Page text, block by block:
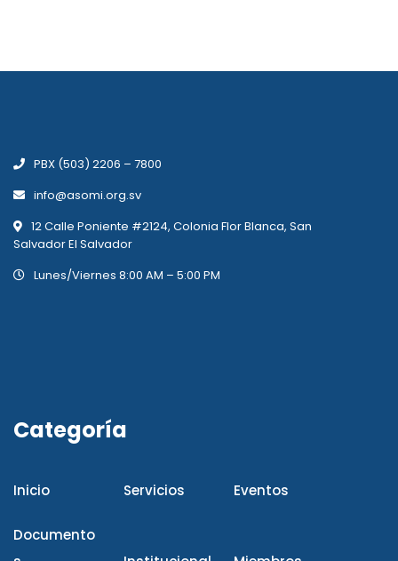
PBX (503) 2206 – 7800
info@asomi.org.sv
12 Calle Poniente #2124, Colonia Flor Blanca, San
Salvador El Salvador
Lunes/Viernes 8:00 AM – 5:00 PM
Categoría
Inicio Servicios Eventos
Documento